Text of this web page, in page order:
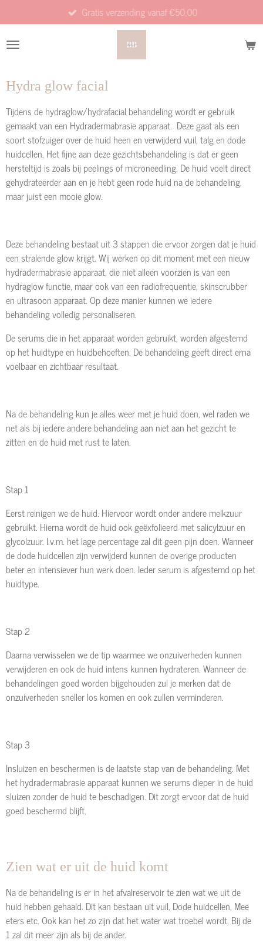
direct
naar
Gratis verzending vanaf €50,00
Hydra glow facial
Tijdens de hydraglow/hydrafacial behandeling wordt er gebruik
gemaakt van een Hydradermabrasie apparaat. Deze gaat als een
soort stofzuiger over de huid heen en verwijderd vuil, talg en dode
huidcellen. Het fijne aan deze gezichtsbehandeling is dat er geen
hersteltijd is zoals bij peelings of microneedling. De huid voelt direct
gehydrateerder aan en je hebt geen rode huid na de behandeling,
maar juist een mooie glow.
Deze behandeling bestaat uit 3 stappen die ervoor zorgen dat je huid
een stralende glow krijgt. Wij werken op dit moment met een nieuw
hydradermabrasie apparaat, die niet alleen voorzien is van een
hydraglow functie, maar ook van een radiofrequentie, skinscrubber
en ultrasoon apparaat. Op deze manier kunnen we iedere
behandeling volledig personaliseren.
De serums die in het apparaat worden gebruikt, worden afgestemd
op het huidtype en huidbehoeften. De behandeling geeft direct erna
voelbaar en zichtbaar resultaat.
Na de behandeling kun je alles weer met je huid doen, wel raden we
net als bij iedere andere behandeling aan niet aan het gezicht te
zitten en de huid met rust te laten.
Stap 1
Eerst reinigen we de huid. Hiervoor wordt onder andere melkzuur
gebruikt. Hierna wordt de huid ook geëxfolieerd met salicylzuur en
glycolzuur. I.v.m. het lage percentage zal dit geen pijn doen. Wanneer
de dode huidcellen zijn verwijderd kunnen de overige producten
beter en intensiever hun werk doen. Ieder serum is afgestemd op het
huidtype.
Stap 2
Daarna verwisselen we de tip waarmee we onzuiverheden kunnen
verwijderen en ook de huid intens kunnen hydrateren. Wanneer de
behandelingen goed worden bijgehouden zul je merken dat de
onzuiverheden sneller los komen en ook zullen verminderen.
Stap 3
Insluizen en beschermen is de laatste stap van de behandeling. Met
het hydradermabrasie apparaat kunnen we serums dieper in de huid
sluizen zonder de huid te beschadigen. Dit zorgt ervoor dat de huid
goed beschermd blijft.
Zien wat er uit de huid komt
Na de behandeling is er in het afvalreservoir te zien wat we uit de
huid hebben gehaald. Dit kan bestaan uit vuil, Dode huidcellen, Mee
eters etc. Ook kan het zo zijn dat het water wat troebel wordt, Bij de
1 zal dit meer zijn als bij de ander.